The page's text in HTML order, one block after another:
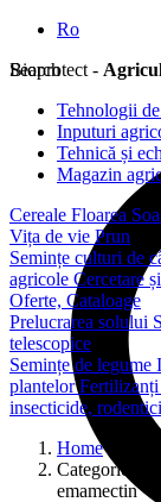
Ro
Search
Bioprotect -
Tehnologii
Inputuri
Tehnică și
Magazin
Cereale Floarea
Vița de vie Prun
Semințe culturi de
agricole Cercetare
Oferte, Cataloage
Prelucrarea solului
telescopice
Semințe de legume
plantelorFertilizanți
insecticide,
Home
Categorie
emamectin